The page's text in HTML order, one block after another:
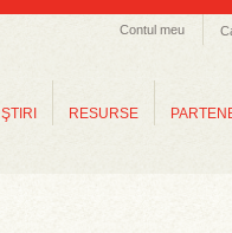
Contul meu
ŞTIRI RESURSE